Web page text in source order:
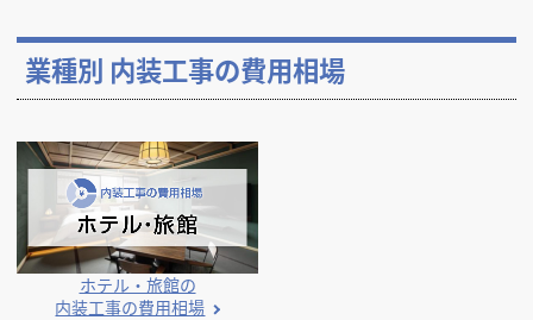
業種別 内装工事の費用相場
ホテル・旅館の
内装工事の費用相場